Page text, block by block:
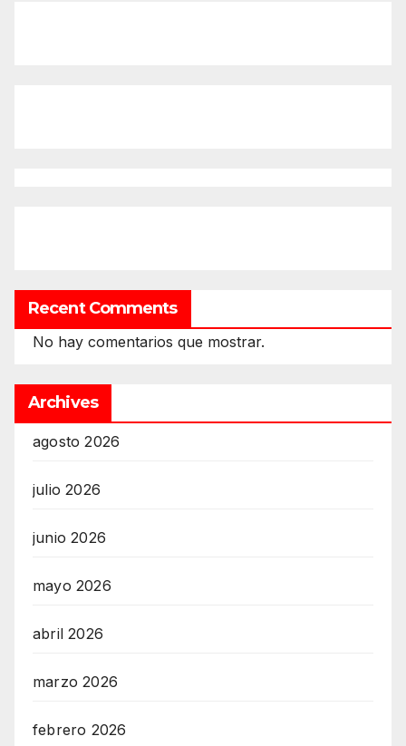
Recent Comments
No hay comentarios que mostrar.
Archives
agosto 2026
julio 2026
junio 2026
mayo 2026
abril 2026
marzo 2026
febrero 2026